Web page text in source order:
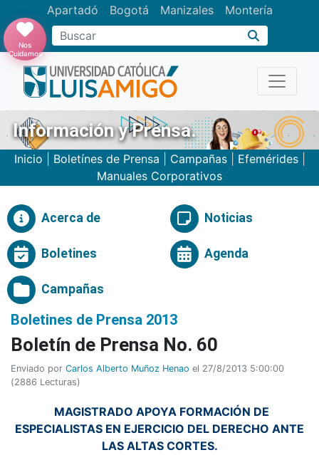
Apartadó Bogotá Manizales Montería
Buscar
Nos
Cuidamos
Información y Prensa.
Inicio Boletínes de Prensa Campañas| Efemérides|
Manuales Corporativos
Acerca de Noticias
Boletines Agenda
Campañas
Boletines de Prensa 2013
Boletí­n de Prensa No. 60
Enviado por Carlos Alberto Muñoz Henao el 27/8/2013 5:00:00
(2886 Lecturas)
MAGISTRADO APOYA FORMACIÓN DE
ESPECIALISTAS EN EJERCICIO DEL DERECHO ANTE
LAS ALTAS CORTES.